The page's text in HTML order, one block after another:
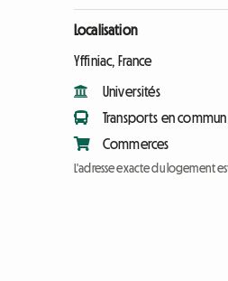
Localisation
Yffiniac, France
Universités
Transports en commun
Commerces
L'adresse exacte du logement